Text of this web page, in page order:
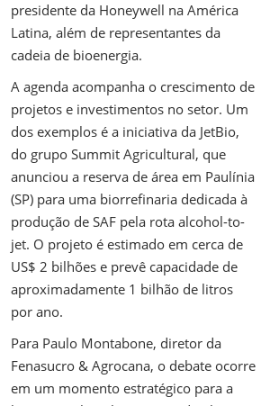
presidente da Honeywell na América
Latina, além de representantes da
cadeia de bioenergia.
A agenda acompanha o crescimento de
projetos e investimentos no setor. Um
dos exemplos é a iniciativa da JetBio,
do grupo Summit Agricultural, que
anunciou a reserva de área em Paulínia
(SP) para uma biorrefinaria dedicada à
produção de SAF pela rota alcohol-to-
jet. O projeto é estimado em cerca de
US$ 2 bilhões e prevê capacidade de
aproximadamente 1 bilhão de litros
por ano.
Para Paulo Montabone, diretor da
Fenasucro & Agrocana, o debate ocorre
em um momento estratégico para a